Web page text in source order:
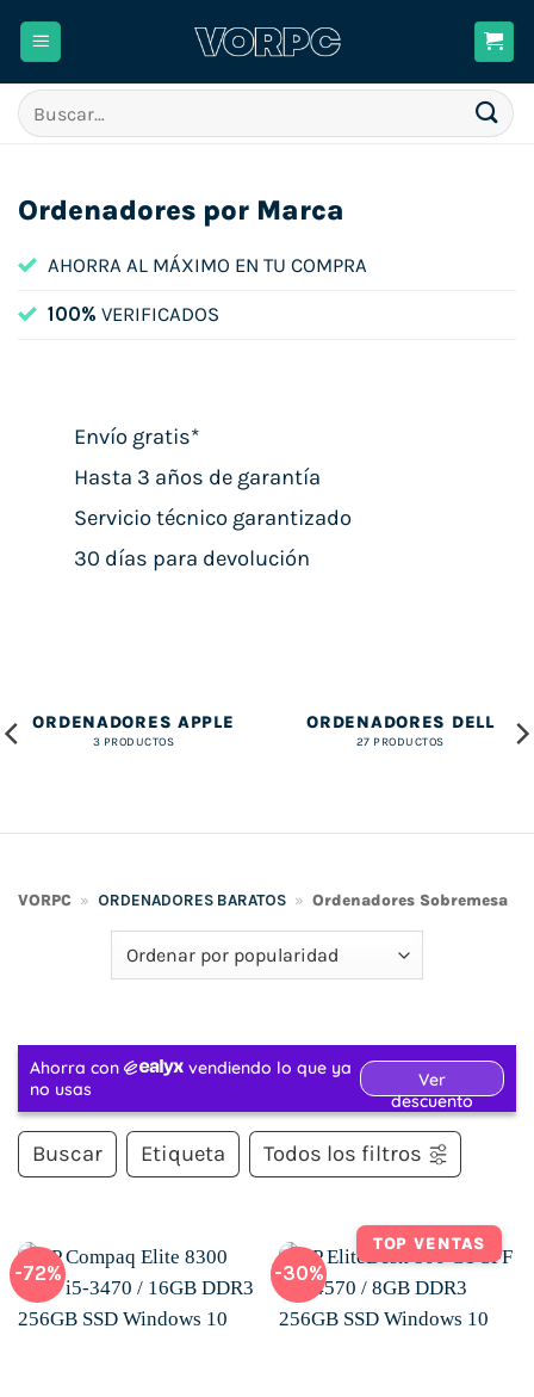
Buscar
por:
Ordenadores por Marca
AHORRA AL MÁXIMO EN TU COMPRA
100% VERIFICADOS
Envío gratis*
Hasta 3 años de garantía
Servicio técnico garantizado
30 días para devolución
ORDENADORES APPLE
3 PRODUCTOS
ORDENADORES DELL
27 PRODUCTOS
VORPC » ORDENADORES BARATOS » Ordenadores Sobremesa
Buscar Etiqueta Todos los filtros
-72% -30%
TOP VENTAS